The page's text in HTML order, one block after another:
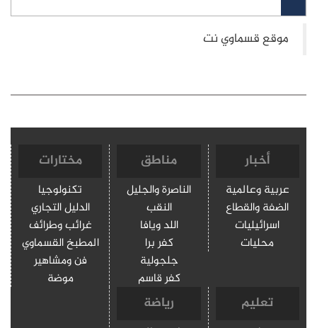
أخبار
عربية وعالمية
الضفة والقطاع
اسرائيليات
محليات
مناطق
الناصرة والجليل
النقب
اللد ويافا
كفر برا
جلجولية
كفر قاسم
مختارات
تكنولوجيا
الدليل التجاري
غرائب وطرائف
المطبخ القسماوي
فن ومشاهير
موضة
تعليم رياضة